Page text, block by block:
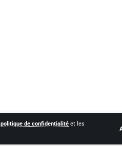
politique de confidentialité et les